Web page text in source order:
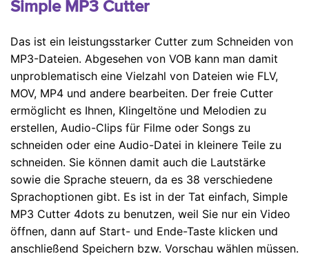
Simple MP3 Cutter
Das ist ein leistungsstarker Cutter zum Schneiden von
MP3-Dateien. Abgesehen von VOB kann man damit
unproblematisch eine Vielzahl von Dateien wie FLV,
MOV, MP4 und andere bearbeiten. Der freie Cutter
ermöglicht es Ihnen, Klingeltöne und Melodien zu
erstellen, Audio-Clips für Filme oder Songs zu
schneiden oder eine Audio-Datei in kleinere Teile zu
schneiden. Sie können damit auch die Lautstärke
sowie die Sprache steuern, da es 38 verschiedene
Sprachoptionen gibt. Es ist in der Tat einfach, Simple
MP3 Cutter 4dots zu benutzen, weil Sie nur ein Video
öffnen, dann auf Start- und Ende-Taste klicken und
anschließend Speichern bzw. Vorschau wählen müssen.